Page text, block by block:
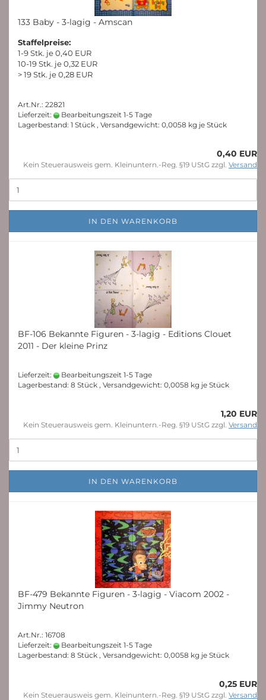
133 Baby - 3-lagig - Amscan
Staffelpreise:
1-9 Stk. je 0,40 EUR
10-19 Stk. je 0,32 EUR
> 19 Stk. je 0,28 EUR
Art.Nr.: 22821
Lieferzeit:
Bearbeitungszeit 1-5 Tage
Lagerbestand: 1 Stück , Versandgewicht: 0,0058 kg je Stück
0,40 EUR
Kein Steuerausweis gem. Kleinuntern.-Reg. §19 UStG zzgl. Versand
IN DEN WARENKORB
BF-106 Bekannte Figuren - 3-lagig - Editions Clouet
2011 - Der kleine Prinz
Lieferzeit:
Bearbeitungszeit 1-5 Tage
Lagerbestand: 8 Stück , Versandgewicht: 0,0058 kg je Stück
1,20 EUR
Kein Steuerausweis gem. Kleinuntern.-Reg. §19 UStG zzgl. Versand
IN DEN WARENKORB
BF-479 Bekannte Figuren - 3-lagig - Viacom 2002 -
Jimmy Neutron
Art.Nr.: 16708
Lieferzeit:
Bearbeitungszeit 1-5 Tage
Lagerbestand: 8 Stück , Versandgewicht: 0,0058 kg je Stück
0,25 EUR
Kein Steuerausweis gem. Kleinuntern.-Reg. §19 UStG zzgl. Versand